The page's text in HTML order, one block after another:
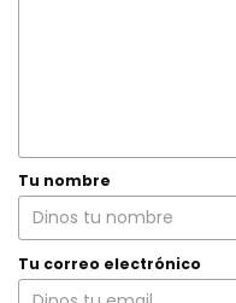
Tu nombre
Tu correo electrónico